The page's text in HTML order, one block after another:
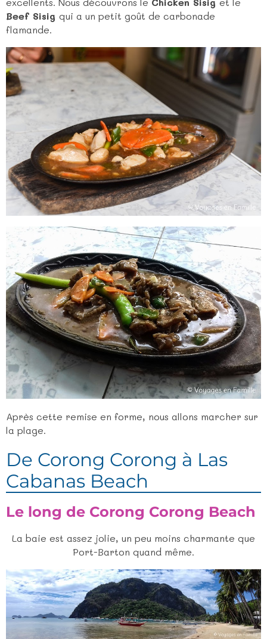
Beef Sisig qui a un petit goût de carbonade
flamande.
Après cette remise en forme, nous allons marcher sur
la plage.
De Corong Corong à Las
Cabanas Beach
Le long de Corong Corong Beach
La baie est assez jolie, un peu moins charmante que
Port-Barton quand même.